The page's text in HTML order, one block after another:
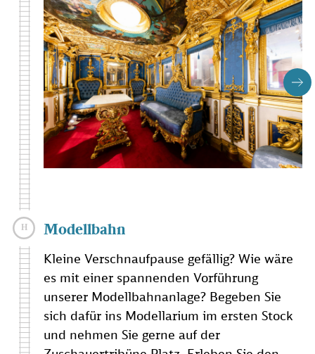
Modellbahn
Kleine Verschnaufpause gefällig? Wie wäre
es mit einer spannenden Vorführung
unserer Modellbahnanlage? Begeben Sie
sich dafür ins Modellarium im ersten Stock
und nehmen Sie gerne auf der